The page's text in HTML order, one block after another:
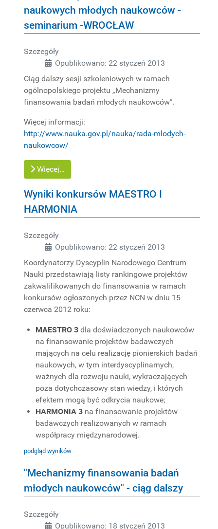
naukowych młodych naukowców -
seminarium -WROCŁAW
Szczegóły
Opublikowano: 22 styczeń 2013
Ciąg dalszy sesji szkoleniowych w ramach
ogólnopolskiego projektu „Mechanizmy
finansowania badań młodych naukowców”.
Więcej informacji:
http://www.nauka.gov.pl/nauka/rada-mlodych-
naukowcow/
Więcej…
Wyniki konkursów MAESTRO I
HARMONIA
Szczegóły
Opublikowano: 22 styczeń 2013
Koordynatorzy Dyscyplin Narodowego Centrum
Nauki przedstawiają listy rankingowe projektów
zakwalifikowanych do finansowania w ramach
konkursów ogłoszonych przez NCN w dniu 15
czerwca 2012 roku:
MAESTRO 3 dla doświadczonych naukowców
na finansowanie projektów badawczych
mających na celu realizację pionierskich badań
naukowych, w tym interdyscyplinarnych,
ważnych dla rozwoju nauki, wykraczających
poza dotychczasowy stan wiedzy, i których
efektem mogą być odkrycia naukowe;
HARMONIA 3 na finansowanie projektów
badawczych realizowanych w ramach
współpracy międzynarodowej.
podgląd wyników
"Mechanizmy finansowania badań
młodych naukowców" - ciąg dalszy
Szczegóły
Opublikowano: 18 styczeń 2013